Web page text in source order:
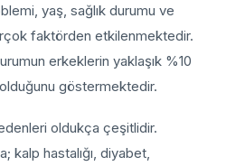
yaş, sağlık durumu ve
faktörden etkilenmektedir.
erkeklerin yaklaşık %10
göstermektedir.
oldukça çeşitlidir.
kalp hastalığı, diyabet,